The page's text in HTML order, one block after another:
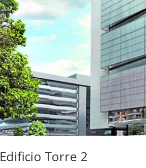
Edificio Torre 2